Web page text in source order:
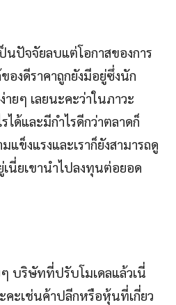
นปัจจัยลบแต่โอกาสของการ
องดีราคาถูกยังมีอยู่ซึ่งนัก
ายๆ เลยนะคะว่าในภาวะ
ได้และมีกำไรดีกว่าตลาดก็
แข็งแรงและเราก็ยังสามารถดู
เนี่ยเขานำไปลงทุนต่อยอด
ๆ บริษัทที่ปรับโมเดลแล้วเนี่
คะเช่นค้าปลีกหรือหุ้นที่เกี่ยว